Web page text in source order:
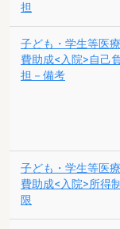
担
子ども・学生等医療
費助成<入院>自己負
担－備考
子ども・学生等医療
費助成<入院>所得制
限